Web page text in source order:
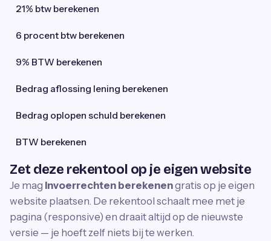
21% btw berekenen
6 procent btw berekenen
9% BTW berekenen
Bedrag aflossing lening berekenen
Bedrag oplopen schuld berekenen
BTW berekenen
Zet deze rekentool op je eigen website
Je mag Invoerrechten berekenengratis op je eigen
website plaatsen. De rekentool schaalt mee met je
pagina (responsive) en draait altijd op de nieuwste
versie — je hoeft zelf niets bij te werken.